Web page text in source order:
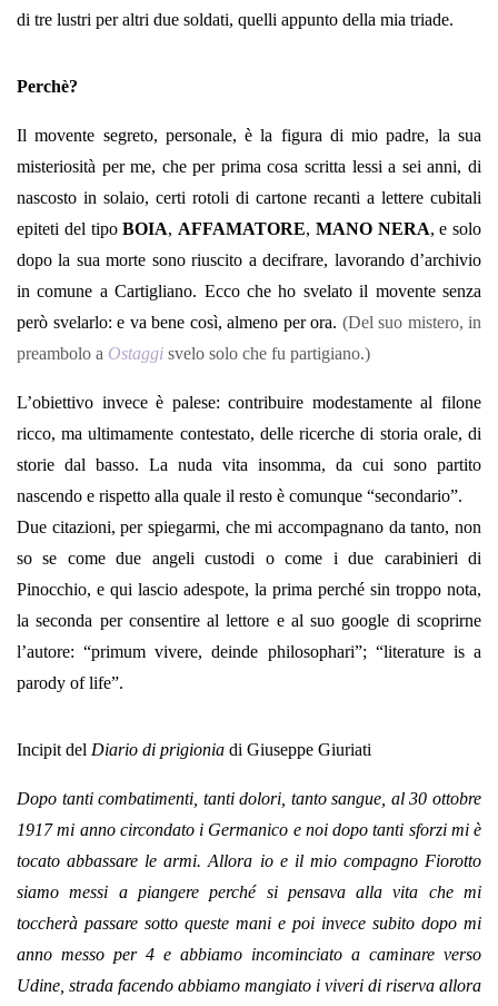
di tre lustri per altri due soldati, quelli appunto della mia triade.
Perchè?
Il movente segreto, personale, è la figura di mio padre, la sua
misteriosità per me, che per prima cosa scritta lessi a sei anni, di
nascosto in solaio, certi rotoli di cartone recanti a lettere cubitali
epiteti del tipoBOIA, AFFAMATORE, MANO NERA, e solo
dopo la sua morte sono riuscito a decifrare, lavorando d’archivio
in comune a Cartigliano. Ecco che ho svelato il movente senza
però svelarlo: e va bene così, almeno per ora. (Del suo mistero, in
preambolo a Ostaggi svelo solo che fu partigiano.)
L’obiettivo invece è palese: contribuire modestamente al filone
ricco, ma ultimamente contestato, delle ricerche di storia orale, di
storie dal basso. La nuda vita insomma, da cui sono partito
nascendo e rispetto alla quale il resto è comunque “secondario”.
Due citazioni, per spiegarmi, che mi accompagnano da tanto, non
so se come due angeli custodi o come i due carabinieri di
Pinocchio, e qui lascio adespote, la prima perché sin troppo nota,
la seconda per consentire al lettore e al suo google di scoprirne
l’autore: “primum vivere, deinde philosophari”; “literature is a
parody of life”.
Incipit del Diario di prigionia di Giuseppe Giuriati
Dopo tanti combatimenti, tanti dolori, tanto sangue, al 30 ottobre
1917 mi anno circondato i Germanico e noi dopo tanti sforzi mi è
tocato abbassare le armi. Allora io e il mio compagno Fiorotto
siamo messi a piangere perché si pensava alla vita che mi
toccherà passare sotto queste mani e poi invece subito dopo mi
anno messo per 4 e abbiamo incominciato a caminare verso
Udine, strada facendo abbiamo mangiato i viveri di riserva allora